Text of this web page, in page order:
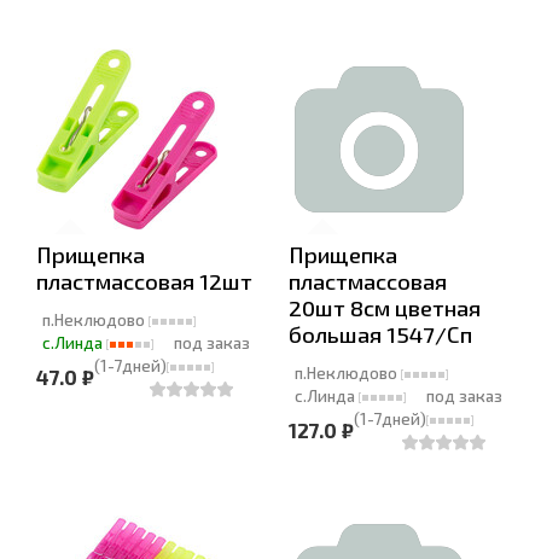
Прищепка
пластмассовая 12шт
п.Неклюдово
с.Линда
под заказ
(1-7дней)
47.0 ₽
Прищепка
пластмассовая
20шт 8см цветная
большая 1547/Сп
п.Неклюдово
с.Линда
под заказ
(1-7дней)
127.0 ₽